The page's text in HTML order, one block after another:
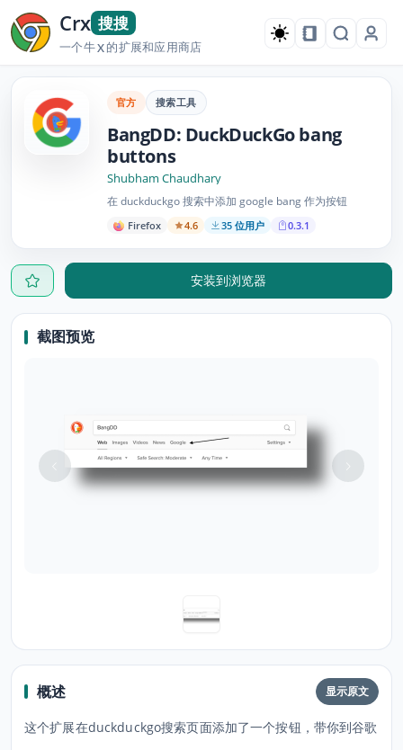
Crx 搜搜
一个牛X的扩展和应用商店
官方 搜索工具
BangDD: DuckDuckGo bang
buttons
Shubham Chaudhary
在 duckduckgo 搜索中添加 google bang 作为按钮
Firefox 4.6 35 位用户 0.3.1
安装到浏览器
截图预览
概述 显示原文
这个扩展在duckduckgo搜索页面添加了一个按钮，带你到谷歌